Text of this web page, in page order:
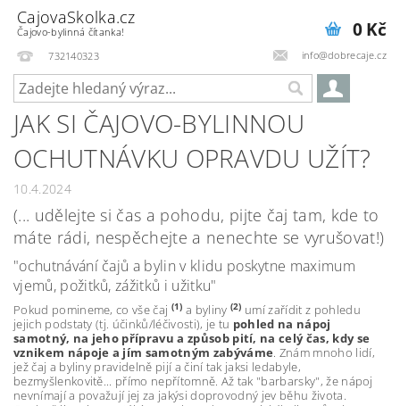
CajovaSkolka.cz
Čajovo-bylinná čítanka!
732140323
info@dobrecaje.cz
0 Kč
JAK SI ČAJOVO-BYLINNOU
OCHUTNÁVKU OPRAVDU UŽÍT?
10.4.2024
(... udělejte si čas a pohodu, pijte čaj tam, kde to
máte rádi, nespěchejte a nenechte se vyrušovat!)
"ochutnávání čajů a bylin v klidu poskytne maximum
vjemů, požitků, zážitků i užitku"
Pokud pomineme, co vše čaj (1) a byliny (2) umí zařídit z pohledu
jejich podstaty (tj. účinků/léčivosti), je tu pohled na nápoj
samotný, na jeho přípravu a způsob pití, na celý čas, kdy se
vznikem nápoje a jím samotným zabýváme . Znám mnoho lidí,
jež čaj a byliny pravidelně pijí a činí tak jaksi ledabyle,
bezmyšlenkovitě... přímo nepřítomně. Až tak "barbarsky", že nápoj
nevnímají a považují jej za jakýsi doprovodný jev běhu života.